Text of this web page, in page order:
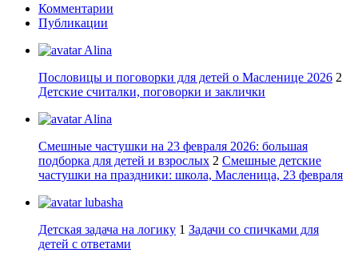
Комментарии
Публикации
Alina
Пословицы и поговорки для детей о Масленице 2026 2
Детские считалки, поговорки и заклички
Alina
Смешные частушки на 23 февраля 2026: большая
подборка для детей и взрослых 2 Смешные детские
частушки на праздники: школа, Масленица, 23 февраля
lubasha
Детская задача на логику 1 Задачи со спичками для
детей с ответами